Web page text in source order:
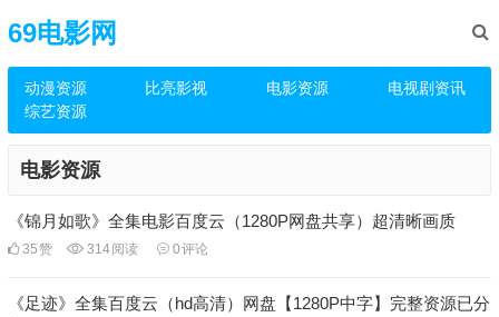
69电影网
动漫资源 比亮影视 电影资源
电视剧资讯
综艺资源
电影资源
《锦月如歌》全集电影百度云（1280P网盘共享）超清晰画质
35赞 314阅读 0评论
《足迹》全集百度云（hd高清）网盘【1280P中字】完整资源已分